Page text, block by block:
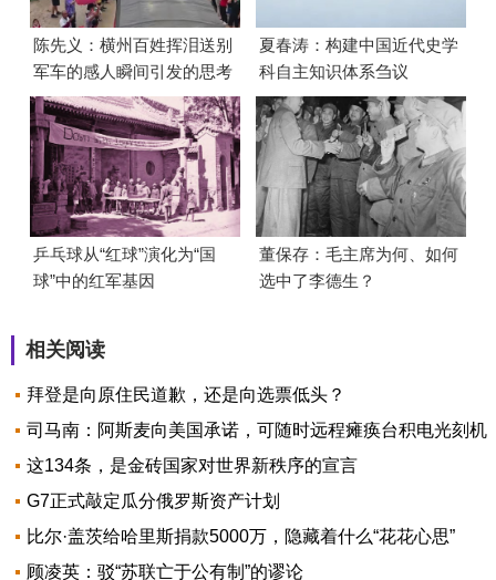
陈先义：横州百姓挥泪送别
军车的感人瞬间引发的思考
夏春涛：构建中国近代史学
科自主知识体系刍议
乒乓球从“红球”演化为“国
球”中的红军基因
董保存：毛主席为何、如何
选中了李德生？
相关阅读
拜登是向原住民道歉，还是向选票低头？
司马南：阿斯麦向美国承诺，可随时远程瘫痪台积电光刻机
这134条，是金砖国家对世界新秩序的宣言
G7正式敲定瓜分俄罗斯资产计划
比尔·盖茨给哈里斯捐款5000万，隐藏着什么“花花心思”
顾凌英：驳“苏联亡于公有制”的谬论